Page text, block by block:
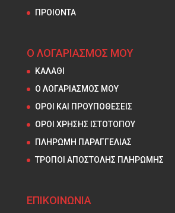
ΠΡΟΙΟΝΤΑ
Ο ΛΟΓΑΡΙΑΣΜΟΣ ΜΟΥ
ΚΑΛΑΘΙ
Ο ΛΟΓΑΡΙΑΣΜΟΣ ΜΟΥ
ΟΡΟΙ ΚΑΙ ΠΡΟΥΠΟΘΕΣΕΙΣ
ΟΡΟΙ ΧΡΗΣΗΣ ΙΣΤΟΤΟΠΟΥ
ΠΛΗΡΩΜΗ ΠΑΡΑΓΓΕΛΙΑΣ
ΤΡΟΠΟΙ ΑΠΟΣΤΟΛΗΣ ΠΛΗΡΩΜΗΣ
ΕΠΙΚΟΙΝΩΝΙΑ